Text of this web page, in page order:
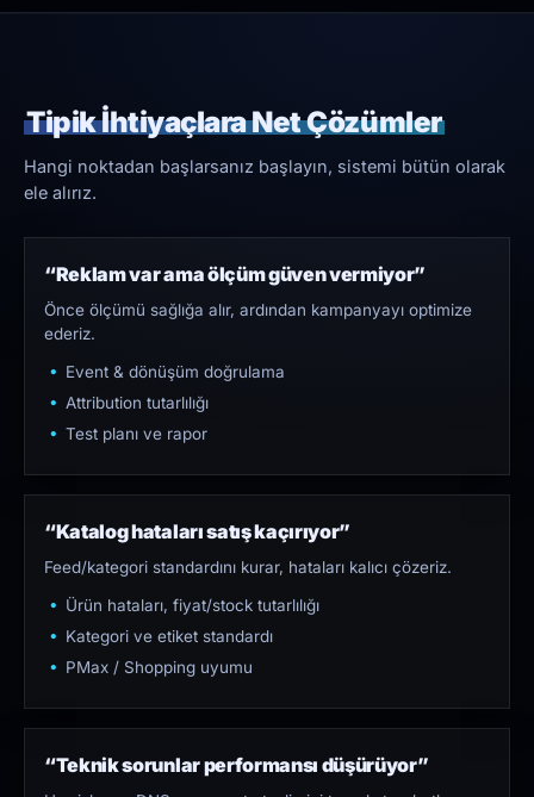
Tipik İhtiyaçlara Net Çözümler
Hangi noktadan başlarsanız başlayın, sistemi bütün olarak
ele alırız.
“Reklam var ama ölçüm güven vermiyor”
Önce ölçümü sağlığa alır, ardından kampanyayı optimize
ederiz.
Event & dönüşüm doğrulama
Attribution tutarlılığı
Test planı ve rapor
“Katalog hataları satış kaçırıyor”
Feed/kategori standardını kurar, hataları kalıcı çözeriz.
Ürün hataları, fiyat/stock tutarlılığı
Kategori ve etiket standardı
PMax / Shopping uyumu
“Teknik sorunlar performansı düşürüyor”